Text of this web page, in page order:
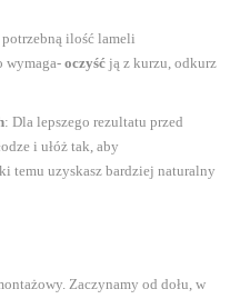
potrzebną ilość lameli
wymaga- oczyść ją z kurzu, odkurz
: Dla lepszego rezultatu przed
i ułóż tak, aby
temu uzyskasz bardziej naturalny
Zaczynamy od dołu, w